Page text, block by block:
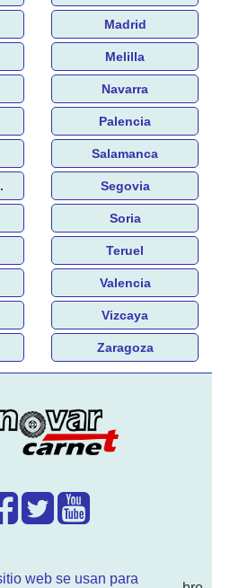
web se usan para
Madrid
Melilla
Navarra
Palencia
Salamanca
Segovia
Soria
Teruel
Valencia
Vizcaya
Zaragoza